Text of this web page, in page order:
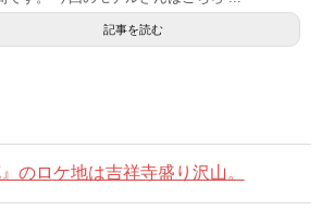
記事を読む
のロケ地は吉祥寺盛り沢山。